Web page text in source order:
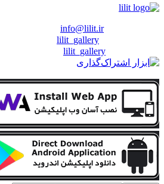
info@lilit.ir
lilit_gallery
lilit_gallery